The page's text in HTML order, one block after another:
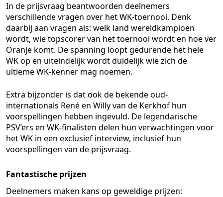
In de prijsvraag beantwoorden deelnemers
verschillende vragen over het WK-toernooi. Denk
daarbij aan vragen als: welk land wereldkampioen
wordt, wie topscorer van het toernooi wordt en hoe ver
Oranje komt. De spanning loopt gedurende het hele
WK op en uiteindelijk wordt duidelijk wie zich de
ultieme WK-kenner mag noemen.
Extra bijzonder is dat ook de bekende oud-
internationals René en Willy van de Kerkhof hun
voorspellingen hebben ingevuld. De legendarische
PSV’ers en WK-finalisten delen hun verwachtingen voor
het WK in een exclusief interview, inclusief hun
voorspellingen van de prijsvraag.
Fantastische prijzen
Deelnemers maken kans op geweldige prijzen: